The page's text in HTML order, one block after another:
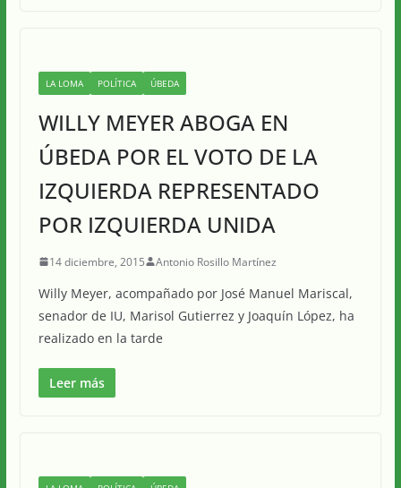
LA LOMA POLÍTICA ÚBEDA
WILLY MEYER ABOGA EN
ÚBEDA POR EL VOTO DE LA
IZQUIERDA REPRESENTADO
POR IZQUIERDA UNIDA
14 diciembre, 2015 Antonio Rosillo Martínez
Willy Meyer, acompañado por José Manuel Mariscal,
senador de IU, Marisol Gutierrez y Joaquín López, ha
realizado en la tarde
Leer más